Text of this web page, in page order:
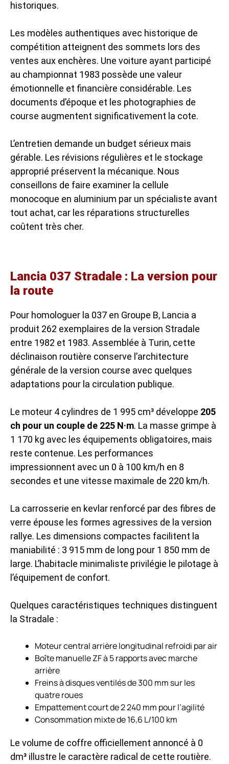
historiques.
Les modèles authentiques avec historique de
compétition atteignent des sommets lors des
ventes aux enchères. Une voiture ayant participé
au championnat 1983 possède une valeur
émotionnelle et financière considérable. Les
documents d’époque et les photographies de
course augmentent significativement la cote.
L’entretien demande un budget sérieux mais
gérable. Les révisions régulières et le stockage
approprié préservent la mécanique. Nous
conseillons de faire examiner la cellule
monocoque en aluminium par un spécialiste avant
tout achat, car les réparations structurelles
coûtent très cher.
Lancia 037 Stradale : La version pour
la route
Pour homologuer la 037 en Groupe B, Lancia a
produit 262 exemplaires de la version Stradale
entre 1982 et 1983. Assemblée à Turin, cette
déclinaison routière conserve l’architecture
générale de la version course avec quelques
adaptations pour la circulation publique.
Le moteur 4 cylindres de 1 995 cm³ développe 205
ch pour un couple de 225 N·m. La masse grimpe à
1 170 kg avec les équipements obligatoires, mais
reste contenue. Les performances
impressionnent avec un 0 à 100 km/h en 8
secondes et une vitesse maximale de 220 km/h.
La carrosserie en kevlar renforcé par des fibres de
verre épouse les formes agressives de la version
rallye. Les dimensions compactes facilitent la
maniabilité : 3 915 mm de long pour 1 850 mm de
large. L’habitacle minimaliste privilégie le pilotage à
l’équipement de confort.
Quelques caractéristiques techniques distinguent
la Stradale :
Moteur central arrière longitudinal refroidi par air
Boîte manuelle ZF à 5 rapports avec marche
arrière
Freins à disques ventilés de 300 mm sur les
quatre roues
Empattement court de 2 240 mm pour l’agilité
Consommation mixte de 16,6 L/100 km
Le volume de coffre officiellement annoncé à 0
dm³ illustre le caractère radical de cette routière.